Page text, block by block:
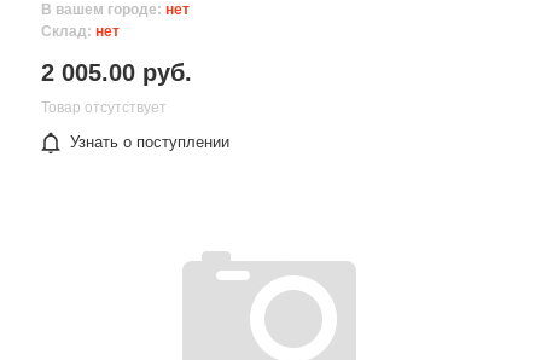
В вашем городе: нет
Склад: нет
2 005.00 руб.
Товар отсутствует
Узнать о поступлении